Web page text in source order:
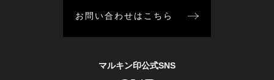
お問い合わせはこちら
マルキン印公式SNS